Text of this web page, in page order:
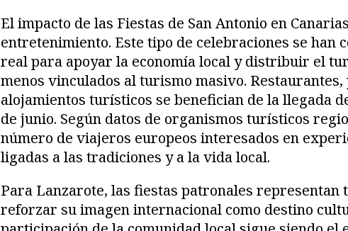
El impacto de las Fiestas de San Antonio en
entretenimiento. Este tipo de celebraciones se han
real para apoyar la economía local y distribuir el
menos vinculados al turismo masivo.
alojamientos turísticos se benefician de la llegada
de junio. Según datos de organismos turísticos
número de viajeros europeos interesados en
ligadas a las tradiciones y a la vida local.
Para Lanzarote, las fiestas patronales
reforzar su imagen internacional como destino